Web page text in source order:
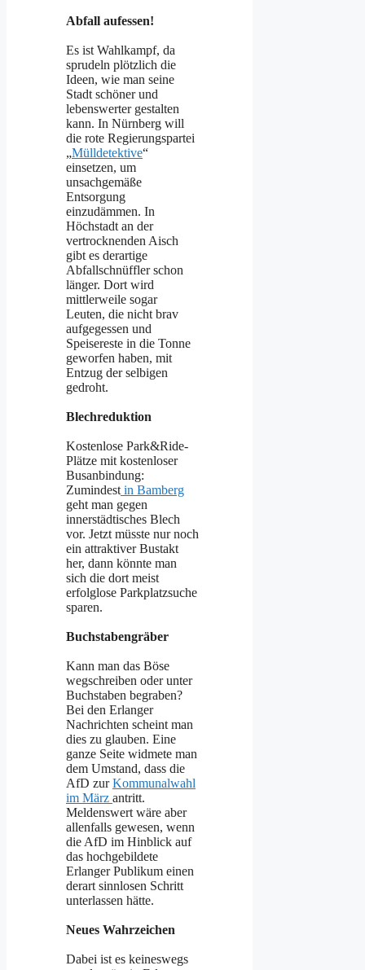
Abfall aufessen!
Es ist Wahlkampf, da
sprudeln plötzlich die
Ideen, wie man seine
Stadt schöner und
lebenswerter gestalten
kann. In Nürnberg will
die rote Regierungspartei
„Mülldetektive“
einsetzen, um
unsachgemäße
Entsorgung
einzudämmen. In
Höchstadt an der
vertrocknenden Aisch
gibt es derartige
Abfallschnüffler schon
länger. Dort wird
mittlerweile sogar
Leuten, die nicht brav
aufgegessen und
Speisereste in die Tonne
geworfen haben, mit
Entzug der selbigen
gedroht.
Blechreduktion
Kostenlose Park&Ride-
Plätze mit kostenloser
Busanbindung:
Zumindest in Bamberg
geht man gegen
innerstädtisches Blech
vor. Jetzt müsste nur noch
ein attraktiver Bustakt
her, dann könnte man
sich die dort meist
erfolglose Parkplatzsuche
sparen.
Buchstabengräber
Kann man das Böse
wegschreiben oder unter
Buchstaben begraben?
Bei den Erlanger
Nachrichten scheint man
dies zu glauben. Eine
ganze Seite widmete man
dem Umstand, dass die
AfD zurKommunalwahl
im März antritt.
Meldenswert wäre aber
allenfalls gewesen, wenn
die AfD im Hinblick auf
das hochgebildete
Erlanger Publikum einen
derart sinnlosen Schritt
unterlassen hätte.
Neues Wahrzeichen
Dabei ist es keineswegs